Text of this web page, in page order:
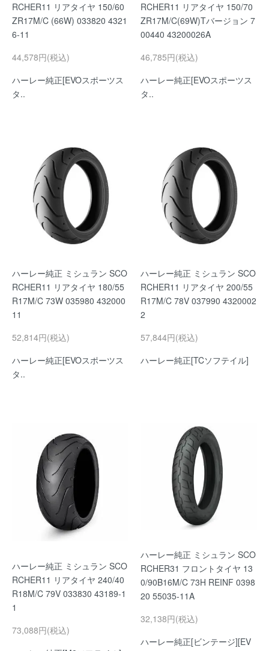
RCHER11 リアタイヤ 150/60
ZR17M/C (66W) 033820 4321
6-11
44,578円(税込)
ハーレー純正[EVOスポーツス
タ..
RCHER11 リアタイヤ 150/70
ZR17M/C(69W)Tバージョン 7
00440 43200026A
46,785円(税込)
ハーレー純正[EVOスポーツス
タ..
ハーレー純正 ミシュラン SCO
RCHER11 リアタイヤ 180/55
R17M/C 73W 035980 432000
11
52,814円(税込)
ハーレー純正[EVOスポーツス
タ..
ハーレー純正 ミシュラン SCO
RCHER11 リアタイヤ 200/55
R17M/C 78V 037990 4320002
2
57,844円(税込)
ハーレー純正[TCソフテイル]
ハーレー純正 ミシュラン SCO
RCHER11 リアタイヤ 240/40
R18M/C 79V 033830 43189-1
1
73,088円(税込)
ハーレー純正 ミシュラン SCO
RCHER31 フロントタイヤ 13
0/90B16M/C 73H REINF 0398
20 55035-11A
32,138円(税込)
ハーレー純正[ビンテージ][EV